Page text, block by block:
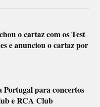
o cartaz com os Test
e anunciou o cartaz por
Portugal para concertos
e RCA Club